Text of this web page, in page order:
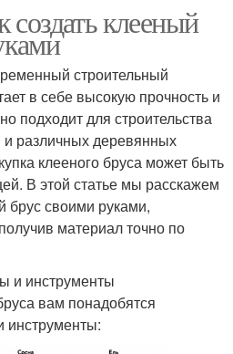
создать клееный
строительный
в себе высокую прочность и
подходит для строительства
различных деревянных
клееного бруса может быть
В этой статье мы расскажем
брус своими руками,
материал точно по
и инструменты
вам понадобятся